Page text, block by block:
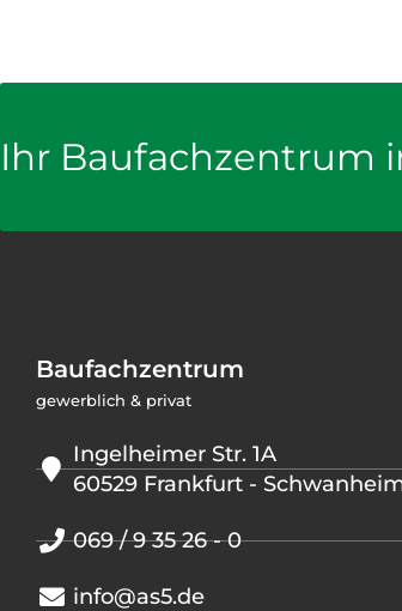
Ihr Baufachzentrum
Baufachzentrum
gewerblich & privat
Ingelheimer Str. 1A
60529 Frankfurt -
069 / 9 35 26 - 0
info@as5.de